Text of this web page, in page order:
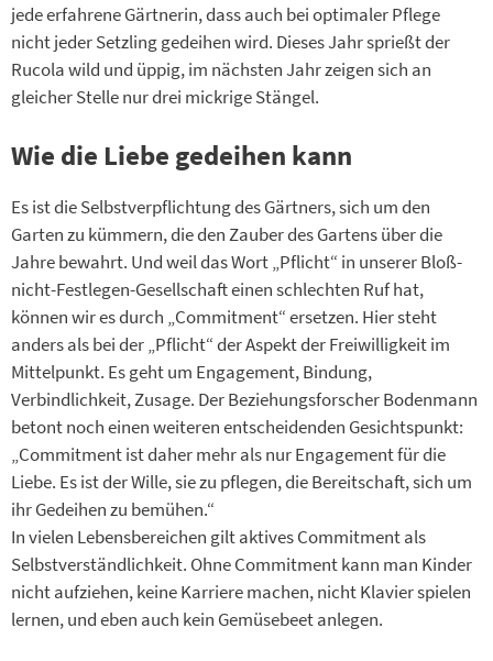
jede erfahrene Gärtnerin, dass auch bei optimaler Pflege
nicht jeder Setzling gedeihen wird. Dieses Jahr sprießt der
Rucola wild und üppig, im nächsten Jahr zeigen sich an
gleicher Stelle nur drei mickrige Stängel.
Wie die Liebe gedeihen kann
Es ist die Selbstverpflichtung des Gärtners, sich um den
Garten zu kümmern, die den Zauber des Gartens über die
Jahre bewahrt. Und weil das Wort „Pflicht“ in unserer Bloß-
nicht-Festlegen-Gesellschaft einen schlechten Ruf hat,
können wir es durch „Commitment“ ersetzen. Hier steht
anders als bei der „Pflicht“ der Aspekt der Freiwilligkeit im
Mittelpunkt. Es geht um Engagement, Bindung,
Verbindlichkeit, Zusage. Der Beziehungsforscher Bodenmann
betont noch einen weiteren entscheidenden Gesichtspunkt:
„Commitment ist daher mehr als nur Engagement für die
Liebe. Es ist der Wille, sie zu pflegen, die Bereitschaft, sich um
ihr Gedeihen zu bemühen.“
In vielen Lebensbereichen gilt aktives Commitment als
Selbstverständlichkeit. Ohne Commitment kann man Kinder
nicht aufziehen, keine Karriere machen, nicht Klavier spielen
lernen, und eben auch kein Gemüsebeet anlegen.